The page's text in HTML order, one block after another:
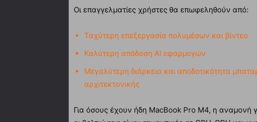
Οι επαγγελματίες χρήστες θα επωφεληθούν από:
Ταχύτερη επεξεργασία πολυμέσων και βίντεο
Καλύτερη απόδοση AI εφαρμογών
Μεγαλύτερη διάρκεια και αποδοτικότητα
αρχιτεκτονικής
Για όσους έχουν ήδη MacBook Pro M4, η αναμονή